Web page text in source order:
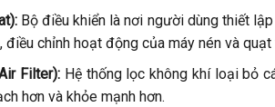
Bộ điều khiển là nơi người dùng thiết
chỉnh hoạt động của máy nén và
Filter): Hệ thống lọc không khí loại bỏ
hơn và khỏe mạnh hơn.